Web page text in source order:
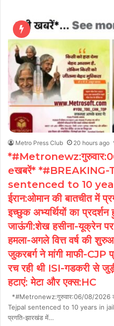
Metro Press Club 20 hours ago
eखबरें*
sentenced to 10
ईरान:ओमान की बातचीत में
इच्छुक अभ्यर्थियों का
जाऊंगी:शेख हसीना-यूक्रेन
हमला-अगले वित्त वर्ष की
जुकरबर्ग ने मांगी माफी-CJP
रच रही थी ISI-गडकरी से
हटाएं: मेटा और एक्स:HC
*#Metronewz:गुरुवार:06/08/2026
Tejpal sentenced to 10 years in jail
प्रगति-झारखंड में…